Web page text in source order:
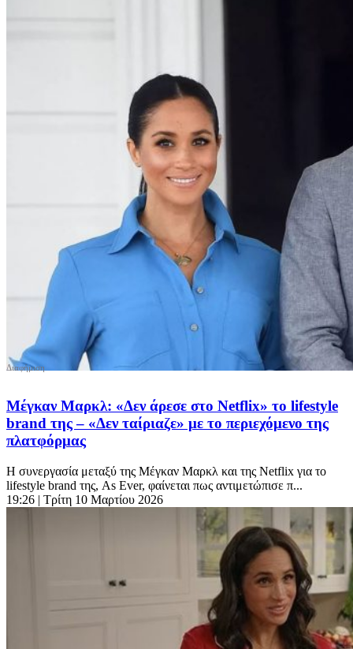
Μέγκαν Μαρκλ: «Δεν άρεσε στο Netflix» το lifestyle
brand της – «Δεν ταίριαζε» με το περιεχόμενο της
πλατφόρμας
Η συνεργασία μεταξύ της Μέγκαν Μαρκλ και της Netflix για το
lifestyle brand της, As Ever, φαίνεται πως αντιμετώπισε π...
19:26 | Τρίτη 10 Μαρτίου 2026